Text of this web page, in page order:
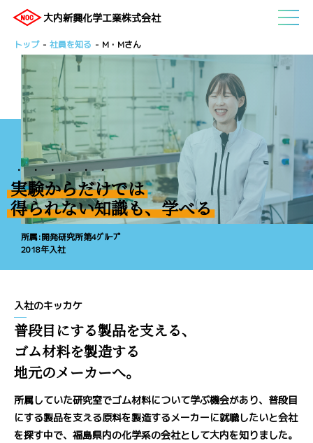
大内新興化学工業株式会社
トップ 社員を知る M・Mさん
実験からだけ
・・・・・・
では
得られない知識も、学べる
所属:開発研究所第4ｸﾞﾙｰﾌﾟ
2018年入社
入社のキッカケ
普段目にする製品を支える、
ゴム材料を製造する
地元のメーカーへ。
所属していた研究室でゴム材料について学ぶ機会があり、普段目
にする製品を支える原料を製造するメーカーに就職したいと会社
を探す中で、福島県内の化学系の会社として大内を知りました。